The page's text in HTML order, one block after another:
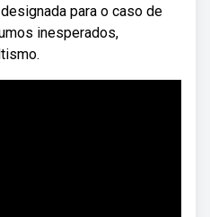
para o caso de
inesperados,